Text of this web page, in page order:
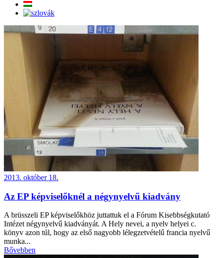
2013. október 18.
Az EP képviselőknél a négynyelvű kiadvány
A brüsszeli EP képviselőkhöz juttattuk el a Fórum Kisebbségkutató
Intézet négynyelvű kiadványát. A Hely nevei, a nyelv helyei c.
könyv azon túl, hogy az első nagyobb lélegzetvételű francia nyelvű
munka...
Bővebben